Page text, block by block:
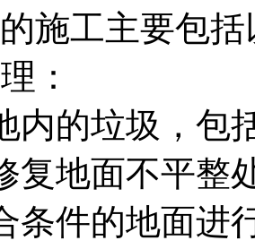
施工主要包
：
内的垃圾，包
复地面不平整
条件的地面进